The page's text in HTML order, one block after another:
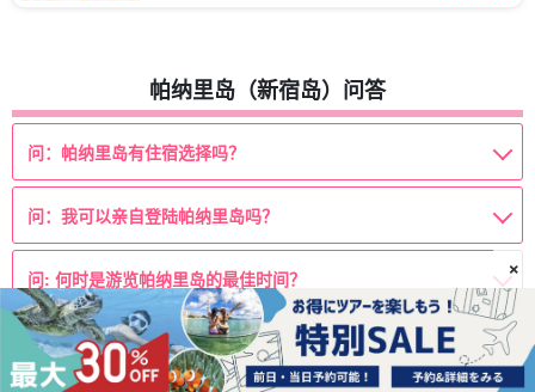
帕纳里岛（新宿岛）问答
问：帕纳里岛有住宿选择吗？
问：我可以亲自登陆帕纳里岛吗？
问: 何时是游览帕纳里岛的最佳时间？
摘要
×